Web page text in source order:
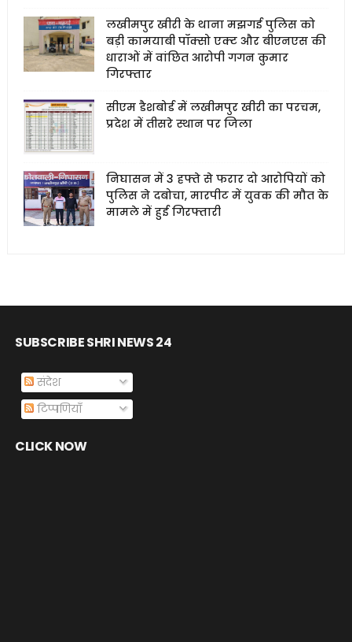
लखीमपुर खीरी के थाना मझगई पुलिस को
बड़ी कामयाबी पॉक्सो एक्ट और बीएनएस की
धाराओं में वांछित आरोपी गगन कुमार
गिरफ्तार
सीएम डैशबोर्ड में लखीमपुर खीरी का परचम,
प्रदेश में तीसरे स्थान पर जिला
निघासन में 3 हफ्ते से फरार दो आरोपियों को
पुलिस ने दबोचा, मारपीट में युवक की मौत के
मामले में हुई गिरफ्तारी
SUBSCRIBE SHRI NEWS 24
संदेश
टिप्पणियाँ
CLICK NOW